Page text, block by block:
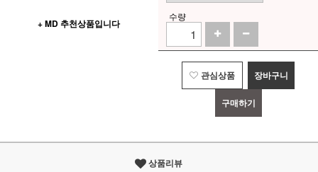
+ MD 추천상품입니다
수량
관심상품 장바구니
구매하기
상품리뷰